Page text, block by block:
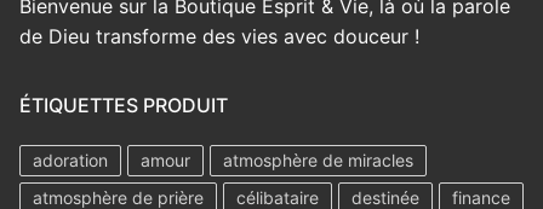
Bienvenue sur la Boutique Esprit & Vie, là où la parole
de Dieu transforme des vies avec douceur !
ÉTIQUETTES PRODUIT
adoration amour
atmosphère de miracles
atmosphère de prière
célibataire destinée
finance